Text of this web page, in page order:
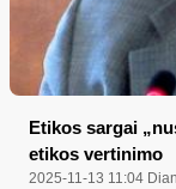
Etikos sargai
etikos vertinimo
2025-11-13 11:04